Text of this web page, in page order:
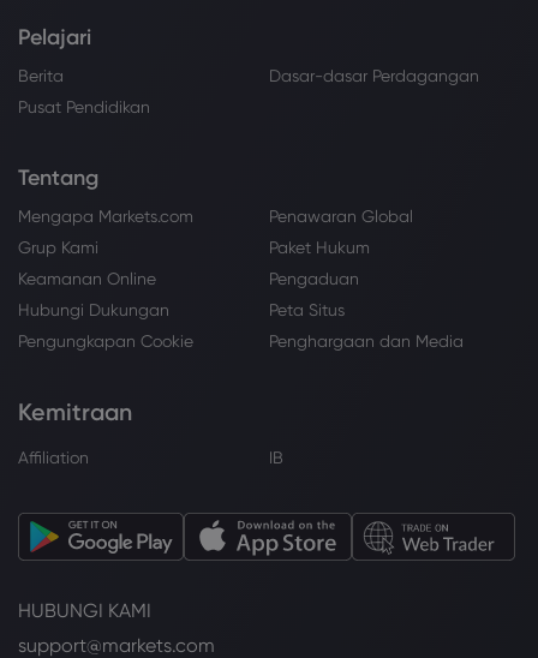
Pelajari
Berita
Dasar-dasar Perdagangan
Pusat Pendidikan
Tentang
Mengapa Markets.com
Penawaran Global
Grup Kami
Paket Hukum
Keamanan Online
Pengaduan
Hubungi Dukungan
Peta Situs
Pengungkapan Cookie
Penghargaan dan Media
Kemitraan
Affiliation IB
HUBUNGI KAMI
support@markets.com